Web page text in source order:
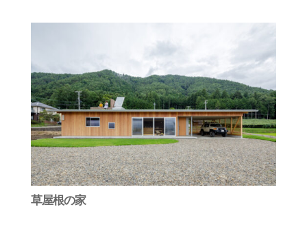
草屋根の家